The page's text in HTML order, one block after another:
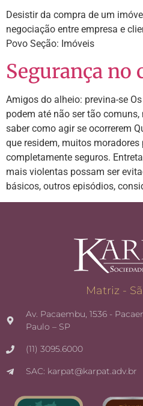
Desistir da compra de um
negociação entre empresa e
Povo Seção: Imóveis
Segurança
Amigos do alheio: previna-se
podem até não ser tão comuns,
saber como agir se ocorrerem
que residem, muitos moradores
completamente seguros.
mais violentas possam ser
básicos, outros episódios,
Matriz -
Av. Pacaembu, 1536 -
Paulo – SP
(11) 3095.6000
SAC: karpat@karpat.adv.br